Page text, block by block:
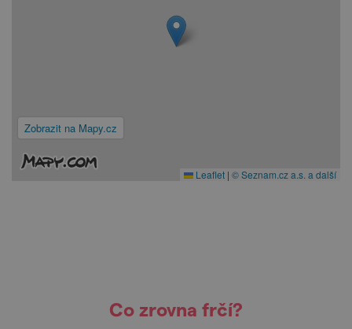
Zobrazit na Mapy.cz
Leaflet | © Seznam.cz a.s. a další
Co zrovna frčí?